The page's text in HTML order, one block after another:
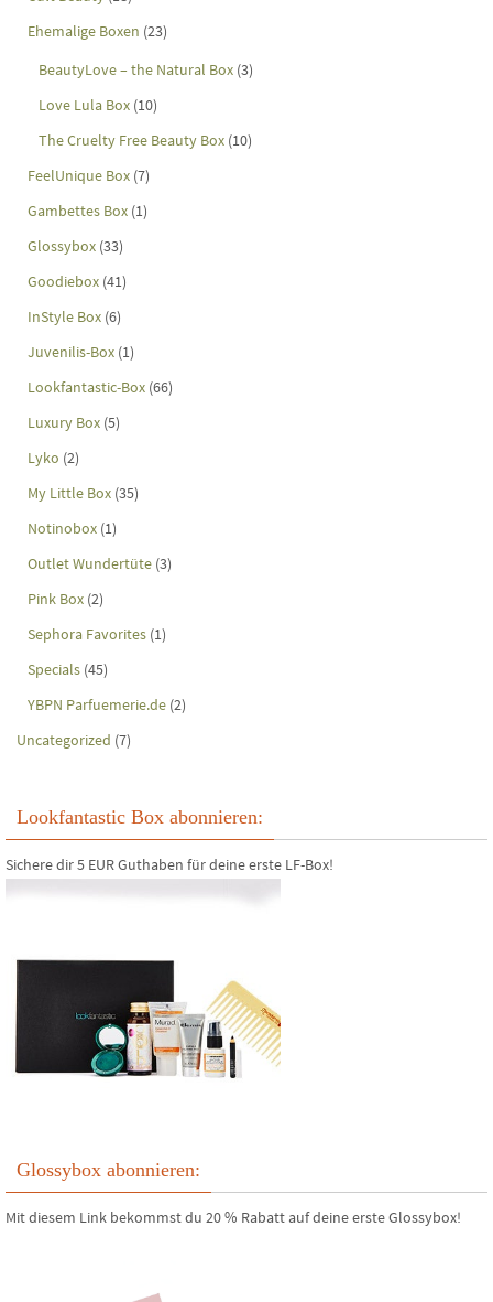
Ehemalige Boxen (23)
BeautyLove – the Natural Box (3)
Love Lula Box (10)
The Cruelty Free Beauty Box (10)
FeelUnique Box (7)
Gambettes Box (1)
Glossybox (33)
Goodiebox (41)
InStyle Box (6)
Juvenilis-Box (1)
Lookfantastic-Box (66)
Luxury Box (5)
Lyko (2)
My Little Box (35)
Notinobox (1)
Outlet Wundertüte (3)
Pink Box (2)
Sephora Favorites (1)
Specials (45)
YBPN Parfuemerie.de (2)
Uncategorized (7)
Lookfantastic Box abonnieren:
Sichere dir 5 EUR Guthaben für deine erste LF-Box!
Glossybox abonnieren:
Mit diesem Link bekommst du 20 % Rabatt auf deine erste Glossybox!